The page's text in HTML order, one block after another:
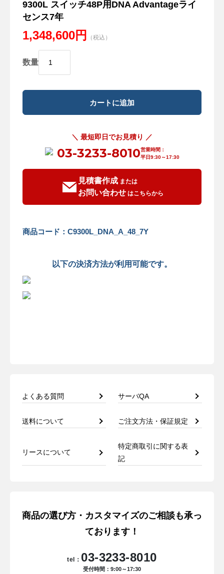
9300L スイッチ48P用DNA Advantageライ
センス7年
1,348,600円 （税込）
数量
＼ 最短即日でお見積り ／
03-3233-8010営業時間：
平日9:30～17:30
見積書作成または
お問い合わせはこちらから
商品コード：C9300L_DNA_A_48_7Y
以下の決済方法が利用可能です。
よくある質問 サーバQA
送料について ご注文方法・保証規定
リースについて
特定商取引に関する表
記
商品の選び方・カスタマイズのご相談も承っ
ております！
tel： 03-3233-8010
受付時間：9:00～17:30